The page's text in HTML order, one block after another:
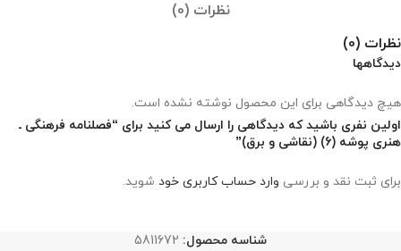
نظرات (0)
نظرات (0)
دیدگاهها
هیچ دیدگاهی برای این محصول نوشته نشده است.
اولین نفری باشید که دیدگاهی را ارسال می کنید برای “فصلنامه فرهنگی ـ
هنری پوشه (6) (نقاشی و برق)”
برای ثبت نقد و بررسی وارد حساب کاربری خود شوید.
شناسه محصول: 5811672